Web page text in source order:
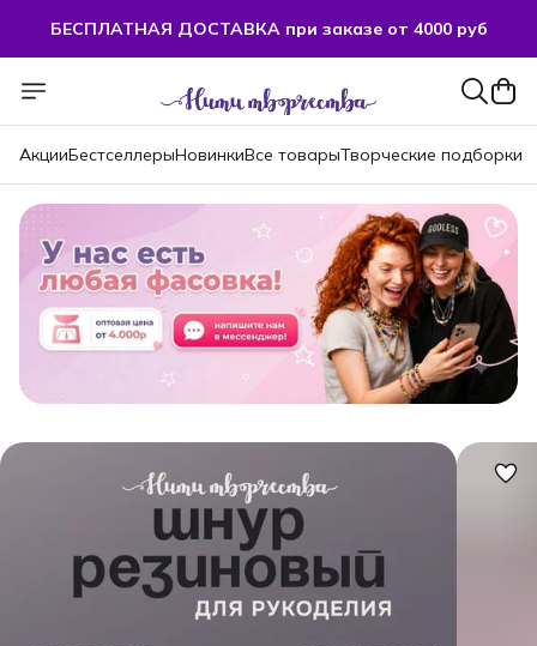
БЕСПЛАТНАЯ ДОСТАВКА при заказе от 4000 руб
АкцииБестселлерыНовинкиВсе товарыТворческие подборки